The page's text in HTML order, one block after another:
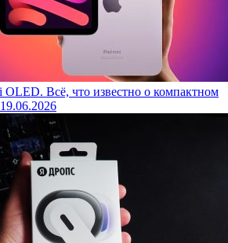
Всё, что известно о компактном
19.06.2026